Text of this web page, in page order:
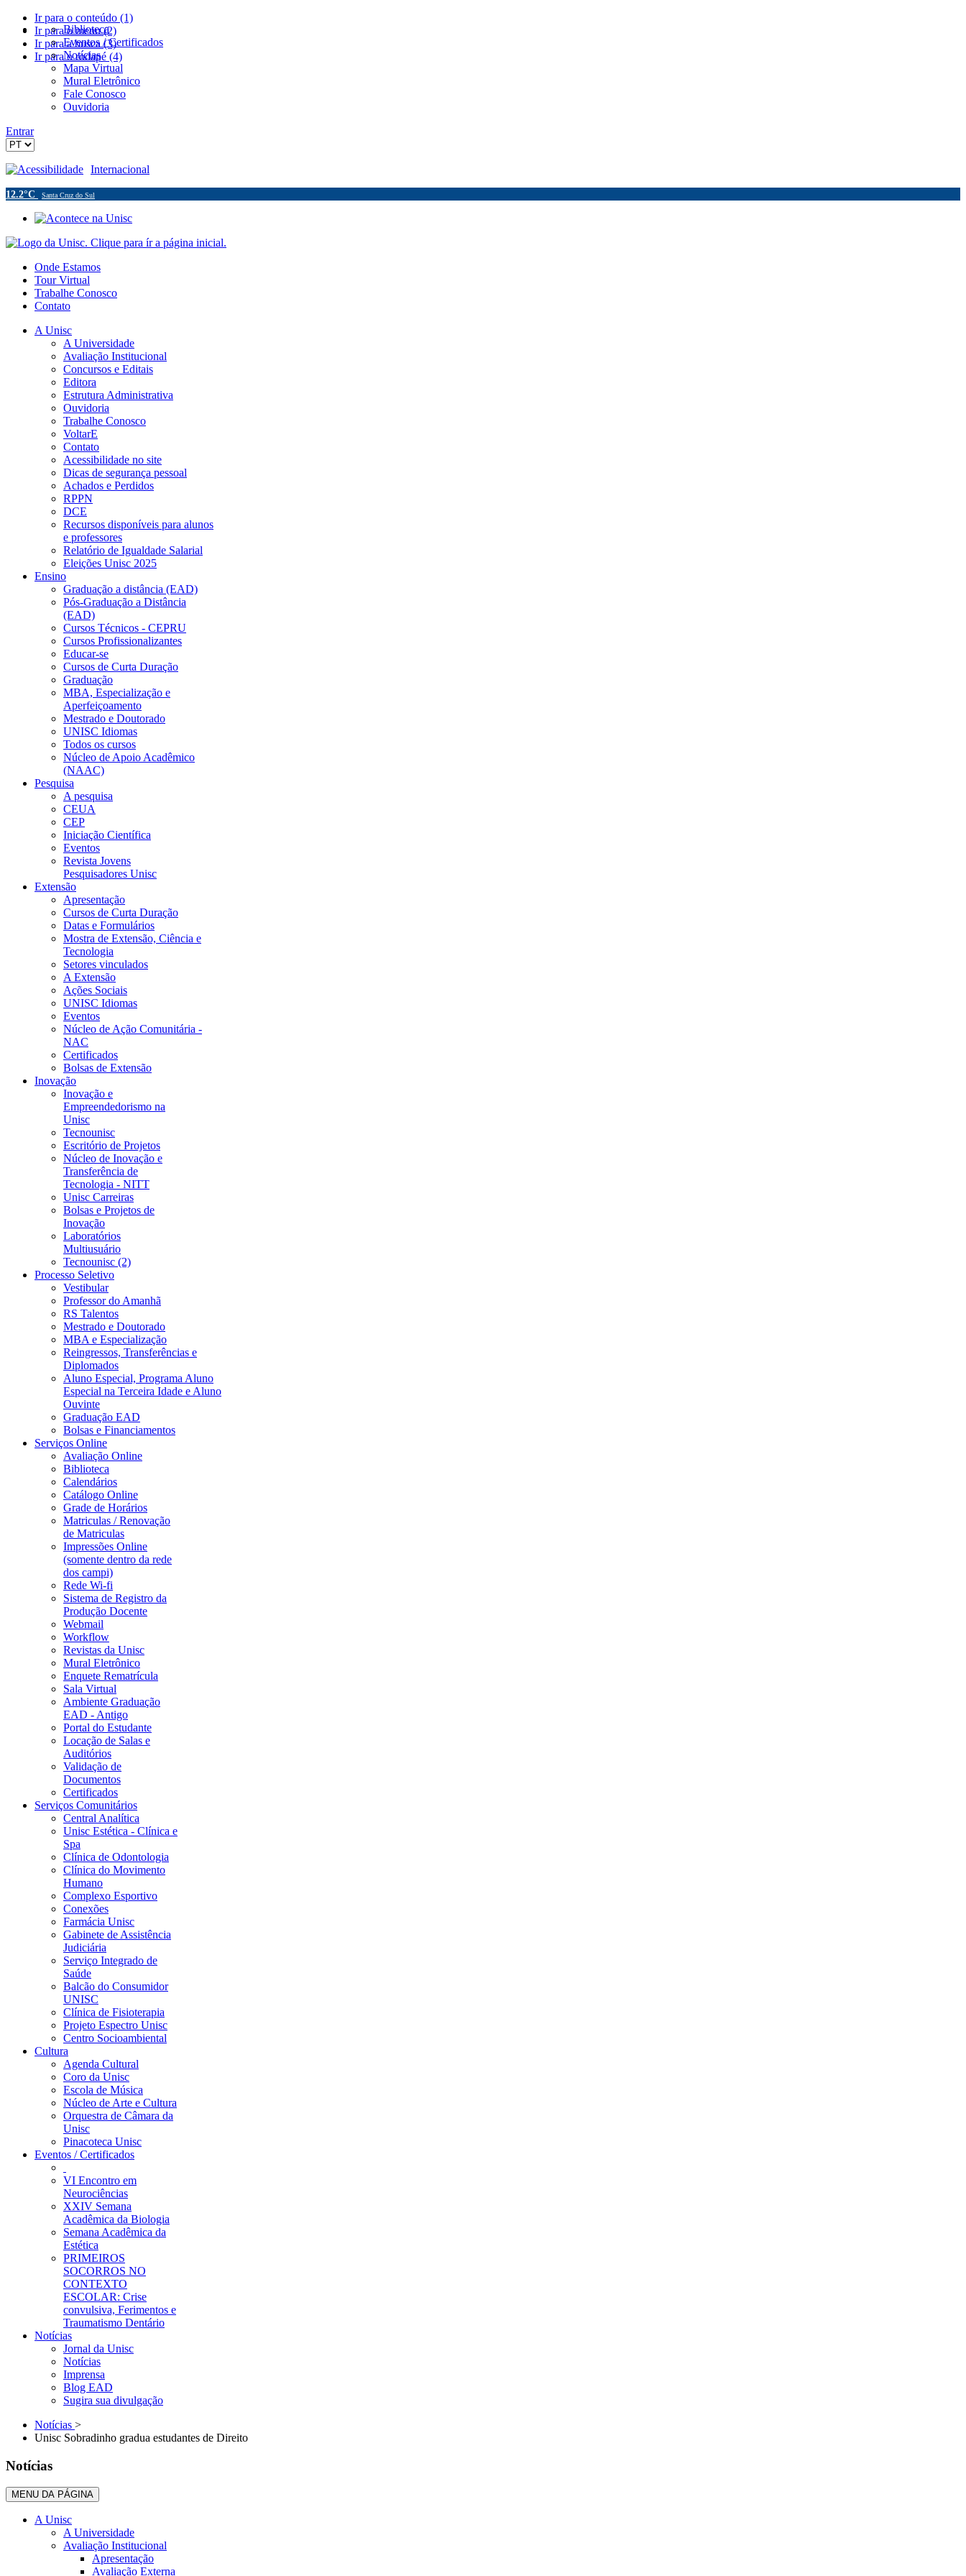
Ir para o conteúdo (1)
Ir para o menu (2)
Ir para a busca (3)
Ir para o rodapé (4)
Biblioteca
Eventos / Certificados
Notícias
Mapa Virtual
Mural Eletrônico
Fale Conosco
Ouvidoria
Entrar
Acessibilidade Internacional
12.2°C Santa Cruz do Sul
Onde Estamos
Tour Virtual
Trabalhe Conosco
Contato
A Unisc
A Universidade
Avaliação Institucional
Concursos e Editais
Editora
Estrutura Administrativa
Ouvidoria
Trabalhe Conosco
VoltarE
Contato
Acessibilidade no site
Dicas de segurança pessoal
Achados e Perdidos
RPPN
DCE
Recursos disponíveis para alunos
e professores
Relatório de Igualdade Salarial
Eleições Unisc 2025
Ensino
Graduação a distância (EAD)
Pós-Graduação a Distância
(EAD)
Cursos Técnicos - CEPRU
Cursos Profissionalizantes
Educar-se
Cursos de Curta Duração
Graduação
MBA, Especialização e
Aperfeiçoamento
Mestrado e Doutorado
UNISC Idiomas
Todos os cursos
Núcleo de Apoio Acadêmico
(NAAC)
Pesquisa
A pesquisa
CEUA
CEP
Iniciação Científica
Eventos
Revista Jovens
Pesquisadores Unisc
Extensão
Apresentação
Cursos de Curta Duração
Datas e Formulários
Mostra de Extensão, Ciência e
Tecnologia
Setores vinculados
A Extensão
Ações Sociais
UNISC Idiomas
Eventos
Núcleo de Ação Comunitária -
NAC
Certificados
Bolsas de Extensão
Inovação
Inovação e
Empreendedorismo na
Unisc
Tecnounisc
Escritório de Projetos
Núcleo de Inovação e
Transferência de
Tecnologia - NITT
Unisc Carreiras
Bolsas e Projetos de
Inovação
Laboratórios
Multiusuário
Tecnounisc (2)
Processo Seletivo
Vestibular
Professor do Amanhã
RS Talentos
Mestrado e Doutorado
MBA e Especialização
Reingressos, Transferências e
Diplomados
Aluno Especial, Programa Aluno
Especial na Terceira Idade e Aluno
Ouvinte
Graduação EAD
Bolsas e Financiamentos
Serviços Online
Avaliação Online
Biblioteca
Calendários
Catálogo Online
Grade de Horários
Matriculas / Renovação
de Matriculas
Impressões Online
(somente dentro da rede
dos campi)
Rede Wi-fi
Sistema de Registro da
Produção Docente
Webmail
Workflow
Revistas da Unisc
Mural Eletrônico
Enquete Rematrícula
Sala Virtual
Ambiente Graduação
EAD - Antigo
Portal do Estudante
Locação de Salas e
Auditórios
Validação de
Documentos
Certificados
Serviços Comunitários
Central Analítica
Unisc Estética - Clínica e
Spa
Clínica de Odontologia
Clínica do Movimento
Humano
Complexo Esportivo
Conexões
Farmácia Unisc
Gabinete de Assistência
Judiciária
Serviço Integrado de
Saúde
Balcão do Consumidor
UNISC
Clínica de Fisioterapia
Projeto Espectro Unisc
Centro Socioambiental
Cultura
Agenda Cultural
Coro da Unisc
Escola de Música
Núcleo de Arte e Cultura
Orquestra de Câmara da
Unisc
Pinacoteca Unisc
Eventos / Certificados
VI Encontro em
Neurociências
XXIV Semana
Acadêmica da Biologia
Semana Acadêmica da
Estética
PRIMEIROS
SOCORROS NO
CONTEXTO
ESCOLAR: Crise
convulsiva, Ferimentos e
Traumatismo Dentário
Notícias
Jornal da Unisc
Notícias
Imprensa
Blog EAD
Sugira sua divulgação
Notícias >
Unisc Sobradinho gradua estudantes de Direito
Notícias
MENU DA PÁGINA
A Unisc
A Universidade
Avaliação Institucional
Apresentação
Avaliação Externa